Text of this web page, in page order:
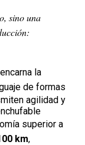
sino una
la
de formas
agilidad y
superior a
km,